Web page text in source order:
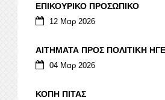
ΕΠΙΚΟΥΡΙΚΟ ΠΡΟΣΩΠΙΚΟ
12 Μαρ 2026
ΑΙΤΗΜΑΤΑ ΠΡΟΣ ΠΟΛΙΤΙΚΗ
04 Μαρ 2026
ΚΟΠΗ ΠΙΤΑΣ